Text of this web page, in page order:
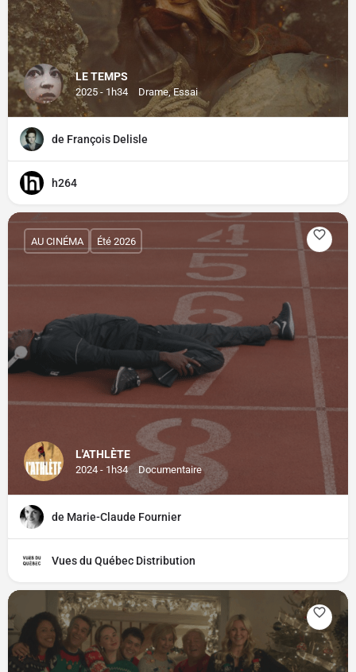
LE TEMPS
2025 - 1h34 Drame, Essai
de François Delisle
h264
L'ATHLÈTE
2024 - 1h34 Documentaire
AU CINÉMA Été 2026
de Marie-Claude Fournier
Vues du Québec Distribution